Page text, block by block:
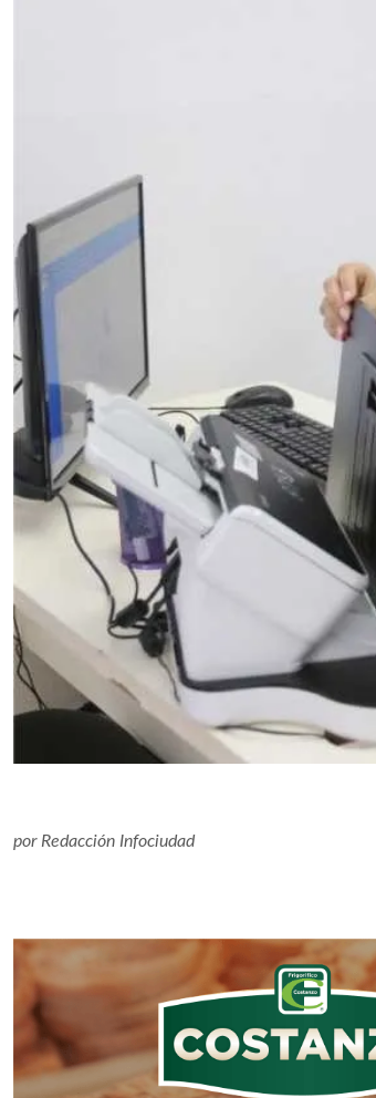
porRedacción Infociudad